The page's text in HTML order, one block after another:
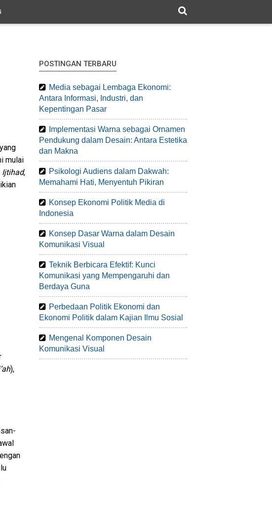
mulai
Ijtihad,
),
POSTINGAN TERBARU
Media sebagai Lembaga Ekonomi:
Antara Informasi, Industri, dan
Kepentingan Pasar
Implementasi Warna sebagai Ornamen
Pendukung dalam Desain: Antara Estetika
dan Makna
Psikologi Audiens dalam Dakwah:
Memahami Hati, Menyentuh Pikiran
Konsep Ekonomi Politik Media di
Indonesia
Konsep Dasar Warna dalam Desain
Komunikasi Visual
Teknik Berbicara Efektif: Kunci
Komunikasi yang Mempengaruhi dan
Berdaya Guna
Perbedaan Politik Ekonomi dan
Ekonomi Politik dalam Kajian Ilmu Sosial
Mengenal Komponen Desain
Komunikasi Visual